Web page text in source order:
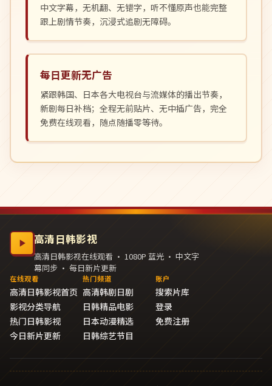
中文字幕，无机翻、无错字，听不懂原声也能完整
跟上剧情节奏，沉浸式追剧无障碍。
每日更新无广告
紧跟韩国、日本各大电视台与流媒体的播出节奏，
新剧每日补档；全程无前贴片、无中插广告，完全
免费在线观看，随点随播零等待。
高清日韩影视
高清日韩影视在线观看 · 1080P 蓝光 · 中文字
幕同步 · 每日新片更新
在线观看
高清日韩影视首页
影视分类导航
热门日韩影视
今日新片更新
热门频道
高清韩剧日剧
日韩精品电影
日本动漫精选
日韩综艺节目
账户
搜索片库
登录
免费注册